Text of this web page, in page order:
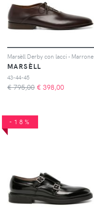
Marsèll Derby con lacci - Marrone
MARSÈLL
43-44-45
€ 795,00 € 398,00
-18%